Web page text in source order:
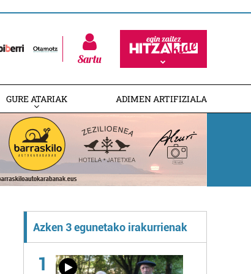
Sartu
GURE ATARIAK ADIMEN ARTIFIZIALA
Azken 3 egunetako irakurrienak
1